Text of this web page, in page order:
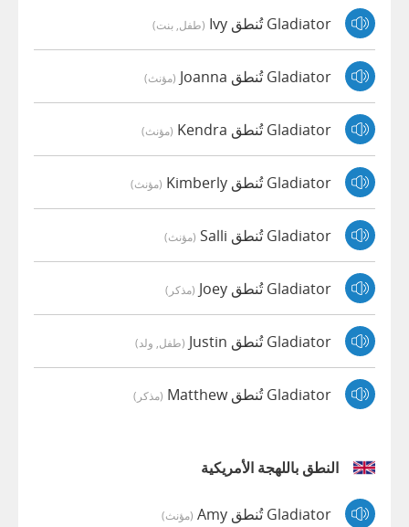
Gladiator تُنطق Ivy (طفل, بنت)
Gladiator تُنطق Joanna (مؤنث)
Gladiator تُنطق Kendra (مؤنث)
Gladiator تُنطق Kimberly (مؤنث)
Gladiator تُنطق Salli (مؤنث)
Gladiator تُنطق Joey (مذكر)
Gladiator تُنطق Justin (طفل, ولد)
Gladiator تُنطق Matthew (مذكر)
النطق باللهجة الأمريكية
Gladiator تُنطق Amy (مؤنث)